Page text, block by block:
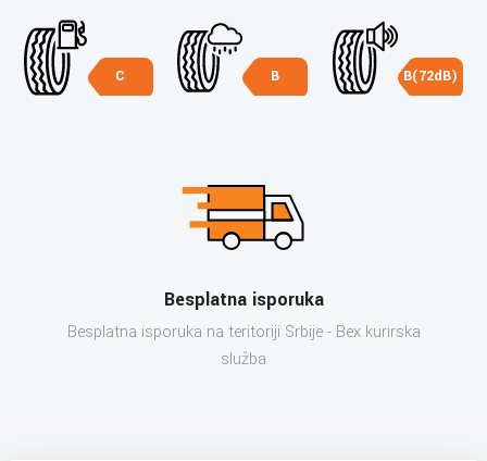
C B B(72dB)
Besplatna isporuka
Besplatna isporuka na teritoriji Srbije - Bex kurirska
služba